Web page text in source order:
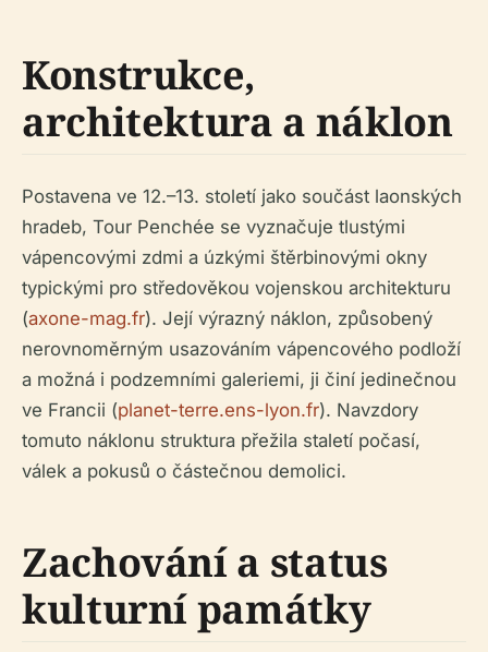
Konstrukce,
architektura a náklon
Postavena ve 12.–13. století jako součást laonských
hradeb, Tour Penchée se vyznačuje tlustými
vápencovými zdmi a úzkými štěrbinovými okny
typickými pro středověkou vojenskou architekturu
(axone-mag.fr). Její výrazný náklon, způsobený
nerovnoměrným usazováním vápencového podloží
a možná i podzemními galeriemi, ji činí jedinečnou
ve Francii (planet-terre.ens-lyon.fr). Navzdory
tomuto náklonu struktura přežila staletí počasí,
válek a pokusů o částečnou demolici.
Zachování a status
kulturní památky